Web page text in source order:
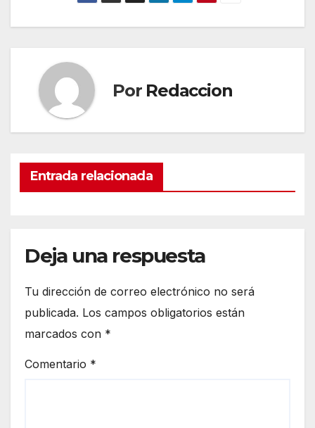
Por Redaccion
Entrada relacionada
Deja una respuesta
Tu dirección de correo electrónico no será
publicada. Los campos obligatorios están
marcados con *
Comentario *